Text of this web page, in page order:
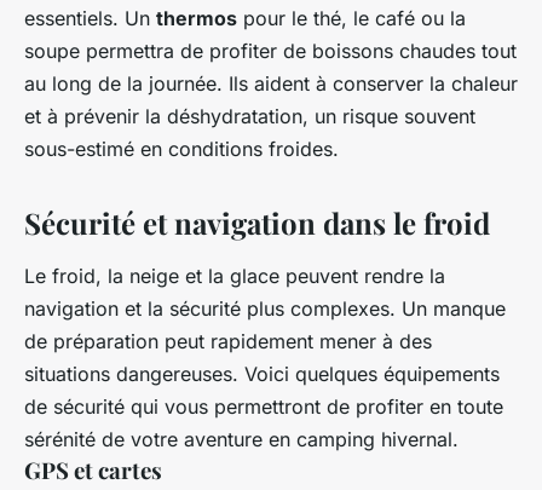
essentiels. Un thermos pour le thé, le café ou la
soupe permettra de profiter de boissons chaudes tout
au long de la journée. Ils aident à conserver la chaleur
et à prévenir la déshydratation, un risque souvent
sous-estimé en conditions froides.
Sécurité et navigation dans le froid
Le froid, la neige et la glace peuvent rendre la
navigation et la sécurité plus complexes. Un manque
de préparation peut rapidement mener à des
situations dangereuses. Voici quelques équipements
de sécurité qui vous permettront de profiter en toute
sérénité de votre aventure en camping hivernal.
GPS et cartes